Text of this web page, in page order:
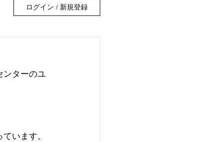
ログイン / 新規登録
ンターのユ
います。